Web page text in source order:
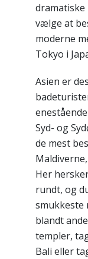
dramatiske
vælge at
moderne
Tokyo i
Asien er
Syd- og
de mest
Her
rundt, og
smukkeste
blandt
templer,
Bali eller